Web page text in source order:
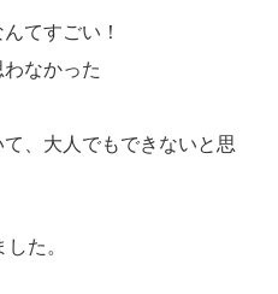
てすごい！
なかった
、大人でもできないと思
た。